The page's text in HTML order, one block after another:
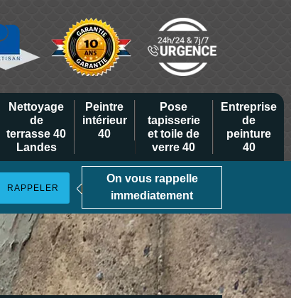
Nettoyage
de
terrasse 40
Landes
Peintre
intérieur
40
Pose
tapisserie
et toile de
verre 40
Entreprise
de
peinture
40
On vous rappelle
immediatement